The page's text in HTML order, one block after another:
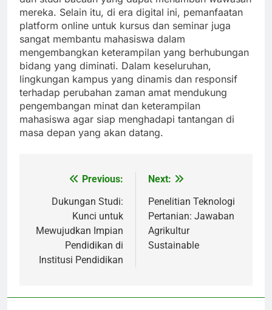
mereka. Selain itu, di era digital ini, pemanfaatan
platform online untuk kursus dan seminar juga
sangat membantu mahasiswa dalam
mengembangkan keterampilan yang berhubungan
bidang yang diminati. Dalam keseluruhan,
lingkungan kampus yang dinamis dan responsif
terhadap perubahan zaman amat mendukung
pengembangan minat dan keterampilan
mahasiswa agar siap menghadapi tantangan di
masa depan yang akan datang.
navigation
Previous:
Dukungan Studi:
Kunci untuk
Mewujudkan Impian
Pendidikan di
Institusi Pendidikan
Next:
Penelitian Teknologi
Pertanian: Jawaban
Agrikultur
Sustainable